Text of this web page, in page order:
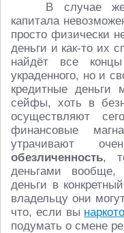
В случае
капитала
просто физически
деньги и как-то их
найдёт все
украденного, но и
кредитные деньги
сейфы, хоть в
осуществляют
финансовые
утрачивают
обезличенность,
деньгами вообще,
деньги в
владельцу они
что, если вы
подумать о смене